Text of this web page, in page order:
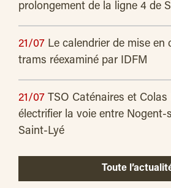
prolongement de la ligne 4 de
21/07 Le calendrier de mise en
trams réexaminé par IDFM
21/07 TSO Caténaires et
électrifier la voie entre Nogent-
Saint-Lyé
Toute